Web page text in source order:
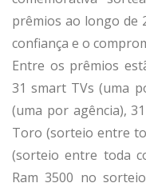
prêmios ao longo de
confiança e o
Entre os prêmios
31 smart TVs (uma
(uma por agência),
Toro (sorteio entre
(sorteio entre toda
Ram 3500 no